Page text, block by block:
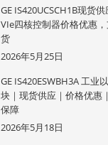
GE IS420UCSCH1B现货
VIe四核控制器价格优惠
货
2026年5月25日
GE IS420ESWBH3A 工业
块｜现货供应｜价格优惠
保障
2026年5月18日